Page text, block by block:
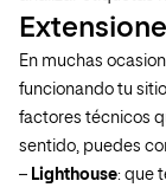
En muchas
funcionando tu
factores técnicos
sentido, puedes
– Lighthouse: que